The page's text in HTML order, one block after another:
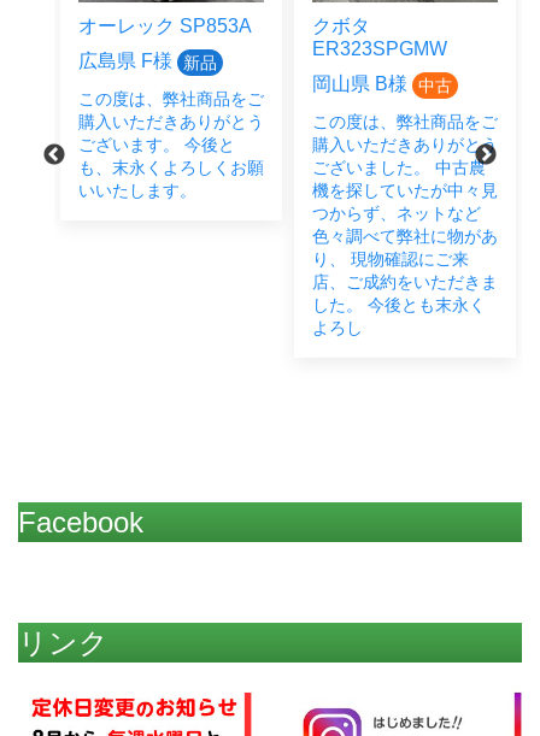
オーレック SP853A
広島県 F様
新品
この度は、弊社商品をご
購入いただきありがとう
ございます。 今後と
も、末永くよろしくお願
いいたします。
クボタ
ER323SPGMW
岡山県 B様
中古
この度は、弊社商品をご
購入いただきありがとう
ございました。 中古農
機を探していたが中々見
つからず、ネットなど
色々調べて弊社に物があ
り、 現物確認にご来
店、ご成約をいただきま
した。 今後とも末永く
よろし
Facebook
リンク